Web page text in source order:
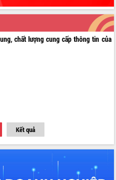
chất lượng cung cấp thông tin của
Kết quả